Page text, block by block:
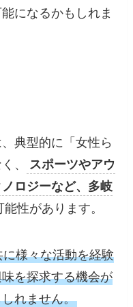
になるかもしれま
典型的に「女性ら
、
スポーツやアウ
ロジーなど、多岐
能性があります。
様々な活動を経験
を探求する機会が
れません。